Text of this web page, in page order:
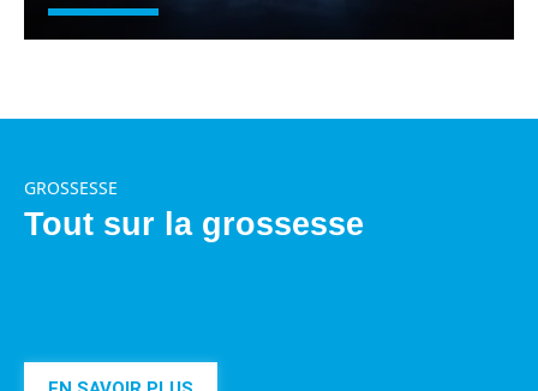
GROSSESSE
Tout sur la grossesse